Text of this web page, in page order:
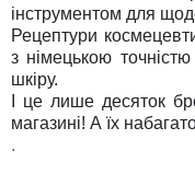
інструментом для
Рецептури
з німецькою
шкіру.
І це лише десяток
магазині! А їх
.